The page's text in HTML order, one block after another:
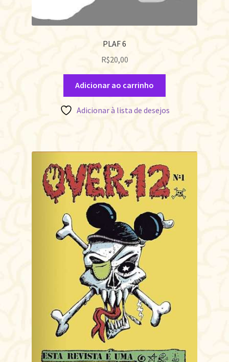
PLAF 6
R$20,00
Adicionar ao carrinho
Adicionar à lista de desejos